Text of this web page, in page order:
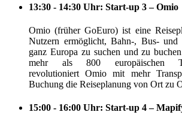
13:30 - 14:30 Uhr: Start-up 3 – Omio
Omio (früher GoEuro) ist eine
Nutzern ermöglicht, Bahn-, Bus- und
ganz Europa zu suchen und zu
mehr als 800 europäischen
revolutioniert Omio mit mehr
Buchung die Reiseplanung von Ort zu
15:00 - 16:00 Uhr: Start-up 4 –